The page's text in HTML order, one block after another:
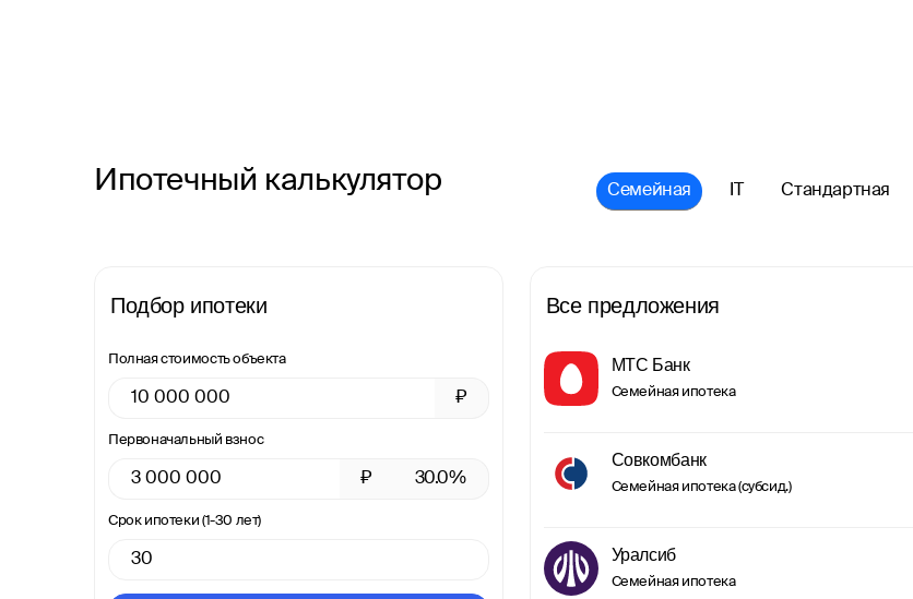
Ипотечный калькулятор Семейная Стандартная
Подбор ипотеки
Полная стоимость объекта
₽
Первоначальный взнос
₽ 30.0%
Срок ипотеки (1-30 лет)
Все предложения
МТС Банк
Семейная ипотека
Совкомбанк
Семейная ипотека (субсид.)
Уралсиб
Семейная ипотека